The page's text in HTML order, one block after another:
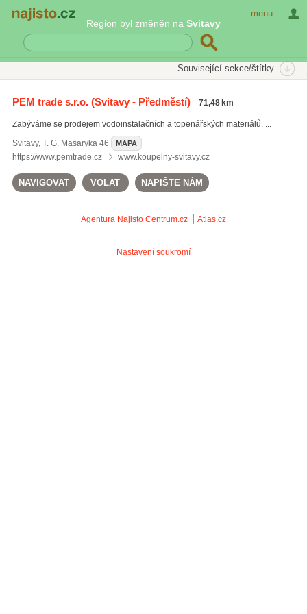
Region byl změněn na Svitavy
menu
Související sekce/štítky
PEM trade s.r.o.(Svitavy - Předměstí) 71,48 km
Zabýváme se prodejem vodoinstalačních a topenářských materiálů, ...
Svitavy, T. G. Masaryka 46 MAPA
https://www.pemtrade.cz www.koupelny-svitavy.cz
NAVIGOVAT VOLAT NAPIŠTE NÁM
Agentura Najisto Centrum.cz Atlas.cz
Nastavení soukromí